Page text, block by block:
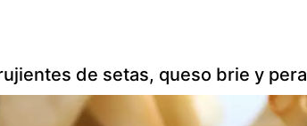
de setas, queso brie y pera